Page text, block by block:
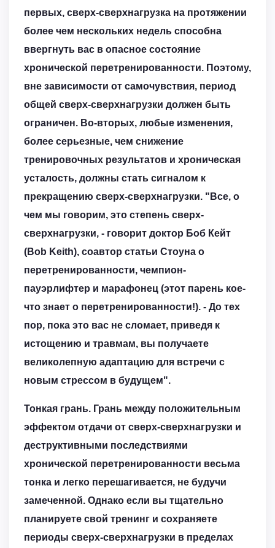
первых, сверх-сверхнагрузка на протяжении
более чем нескольких недель способна
ввергнуть вас в опасное состояние
хронической перетренированности. Поэтому,
вне зависимости от самочувствия, период
общей сверх-сверхнагрузки должен быть
ограничен. Во-вторых, любые изменения,
более серьезные, чем снижение
тренировочных результатов и хроническая
усталость, должны стать сигналом к
прекращению сверх-сверхнагрузки. "Все, о
чем мы говорим, это степень сверх-
сверхнагрузки, - говорит доктор Боб Кейт
(Bob Keith), соавтор статьи Стоуна о
перетренированности, чемпион-
пауэрлифтер и марафонец (этот парень кое-
что знает о перетренированности!). - До тех
пор, пока это вас не сломает, приведя к
истощению и травмам, вы получаете
великолепную адаптацию для встречи с
новым стрессом в будущем".
Тонкая грань. Грань между положительным
эффектом отдачи от сверх-сверхнагрузки и
деструктивными последствиями
хронической перетренированности весьма
тонка и легко перешагивается, не будучи
замеченной. Однако если вы тщательно
планируете свой тренинг и сохраняете
периоды сверх-сверхнагрузки в пределах